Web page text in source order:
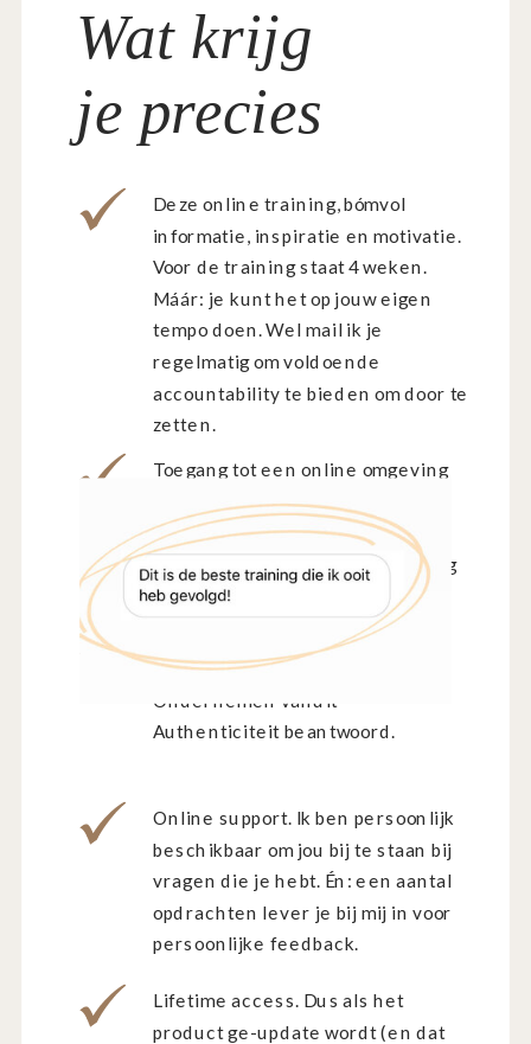
Wat krijg
je precies
Deze online training, bómvol
informatie, inspiratie en motivatie.
Voor de training staat 4 weken.
Máár: je kunt het op jouw eigen
tempo doen. Wel mail ik je
regelmatig om voldoende
accountability te bieden om door te
zetten.
Toegang tot een online omgeving
met daarin video's, tekst,
werkboeken en opdrachten. Dit
alles zodat jij gefocust aan de slag
kan met deze training.
Q&A video's waarin ik specifieke
vragen rondom de stof /
Ondernemen vanuit
Authenticiteit beantwoord.
Lifetime access. Dus als het
product ge-update wordt (en dat
Online support. Ik ben persoonlijk
beschikbaar om jou bij te staan bij
vragen die je hebt. Én: een aantal
opdrachten lever je bij mij in voor
persoonlijke feedback.